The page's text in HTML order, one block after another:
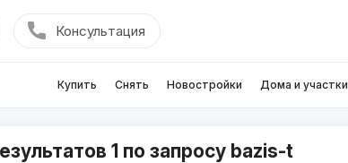
Консультация
Купить Снять Новостройки Дома и участки
1 по запросу bazis-t